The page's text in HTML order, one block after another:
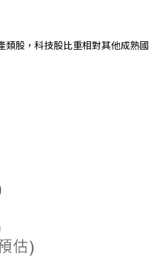
股，科技股比重相對其他成熟國